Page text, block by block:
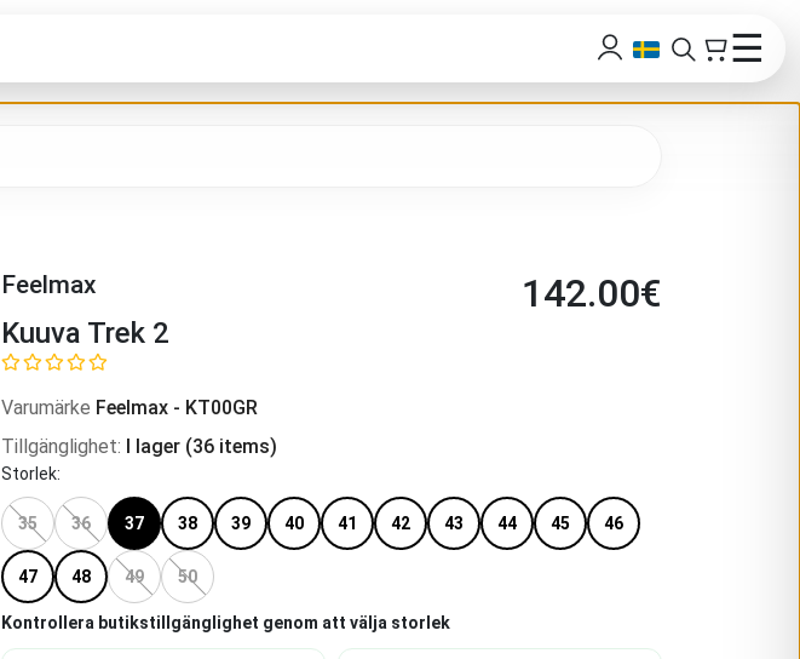
☰
Feelmax 142.00€
Kuuva Trek 2
Varumärke Feelmax - KT00GR
Tillgänglighet: I lager (36 items)
Storlek:
35 36 37 38 39 40 41 42 43 44 45 46
47 48 49 50
Kontrollera butikstillgänglighet genom att välja storlek